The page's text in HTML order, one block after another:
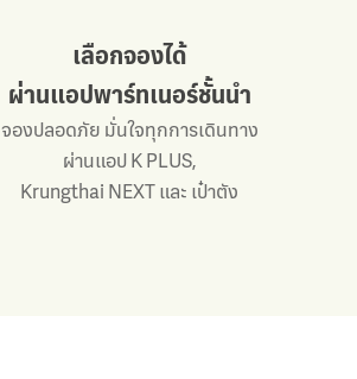
เลือกจองได้
ผ่านแอปพาร์ทเนอร์ชั้นนำ
จองปลอดภัย มั่นใจทุกการเดินทาง
ผ่านแอป K PLUS,
Krungthai NEXT และ เป๋าตัง